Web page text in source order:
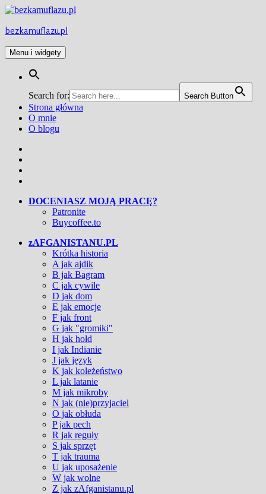
Przejdź
treści
bezkamuflazu.pl
Menu i widgety
Search for: Search Button
Strona główna
O mnie
O blogu
DOCENIASZ MOJĄ PRACĘ?
Patronite
Buycoffee.to
zAFGANISTANU.PL
Krótka historia
A jak ajdik
B jak Bagram
C jak cywile
D jak dom
E jak emocje
F jak front
G jak "gromiki"
H jak hołd
I jak Indianie
J jak język
K jak koleżeństwo
L jak latanie
M jak mikroby
N jak (nie)przyjaciel
O jak obłuda
P jak pech
R jak reguły
S jak sprzęt
T jak trauma
U jak uposażenie
W jak wolne
Z jak zAfganistanu.pl